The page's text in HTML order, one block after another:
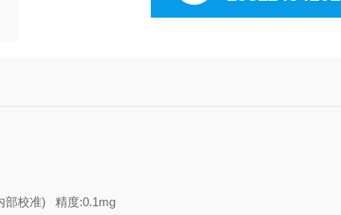
校准) 精度:0.1mg